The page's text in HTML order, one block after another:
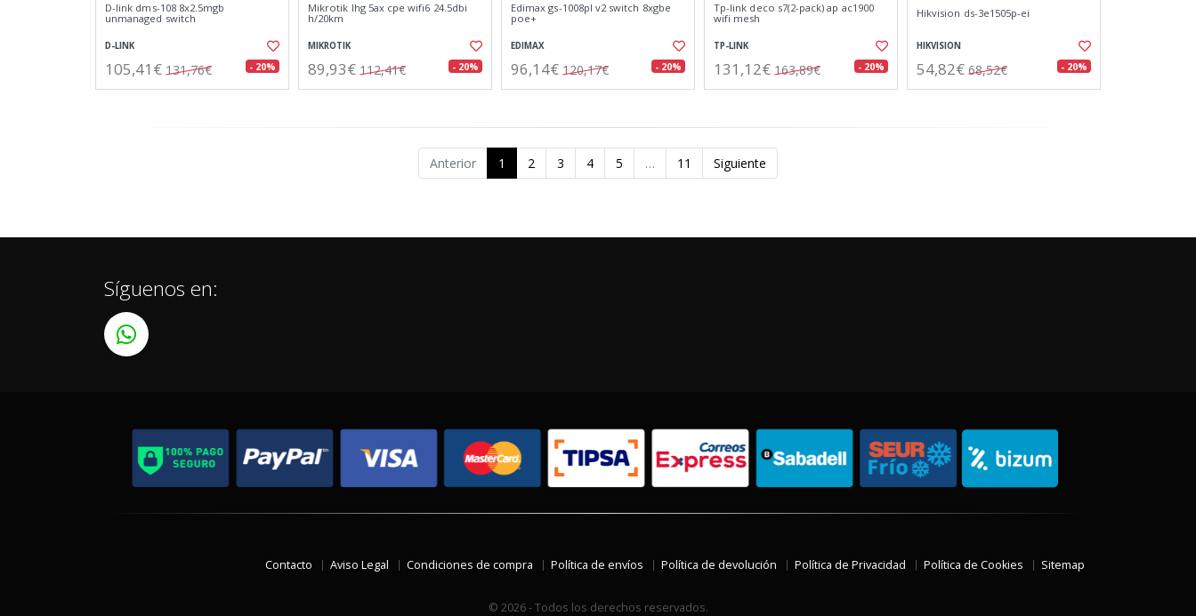
D-link dms-108 8x2.5mgb
unmanaged switch
D-LINK
105,41€ 131,76€ - 20%
Mikrotik lhg 5ax cpe wifi6 24.5dbi
h/20km
MIKROTIK
89,93€ 112,41€ - 20%
Edimax gs-1008pl v2 switch 8xgbe
poe+
EDIMAX
96,14€ 120,17€ - 20%
Tp-link deco s7(2-pack) ap ac1900
wifi mesh
TP-LINK
131,12€ 163,89€ - 20%
Hikvision ds-3e1505p-ei
HIKVISION
54,82€ 68,52€ - 20%
Anterior 1 2 3 4 5 … 11 Siguiente
Síguenos en:
Contacto Aviso Legal Condiciones de compra Política de envíos Política de devolución Política de Privacidad Política de Cookies Sitemap
© 2026 - Todos los derechos reservados.